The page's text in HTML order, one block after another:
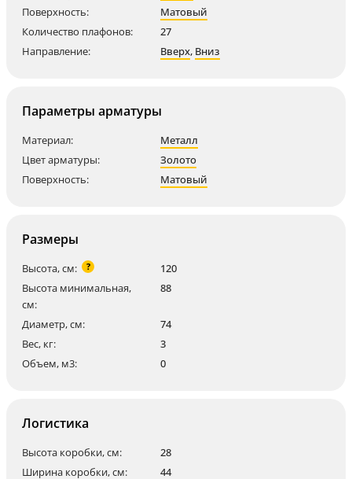
Поверхность:
Матовый
Количество плафонов:
27
Направление:
Вверх, Вниз
Параметры арматуры
Материал:
Металл
Цвет арматуры:
Золото
Поверхность:
Матовый
Размеры
Высота, см: ?
120
Высота минимальная,
см:
88
Диаметр, см:
74
Вес, кг:
3
Объем, м3:
0
Логистика
Высота коробки, см:
28
Ширина коробки, см:
44